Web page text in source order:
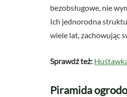
bezobsługowe, nie
Ich jednorodna
wiele lat, zachowując
Sprawdź też:
Piramida